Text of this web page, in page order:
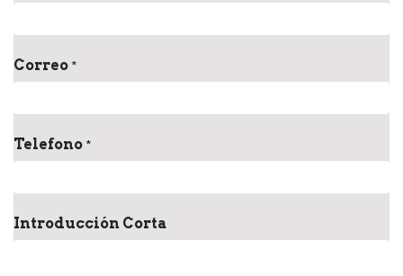
Correo *
Telefono *
Introducción Corta